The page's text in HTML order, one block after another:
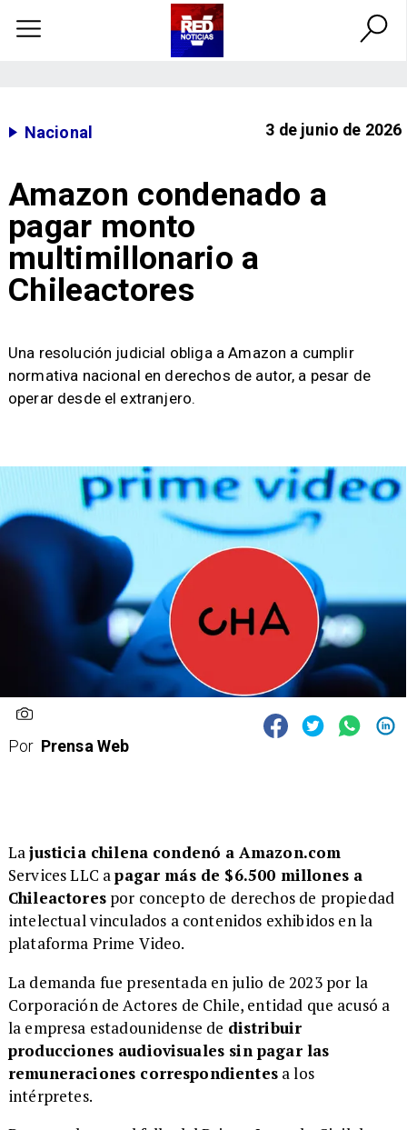
Nacional 3 de junio de 2026
Amazon condenado a
pagar monto
multimillonario a
Chileactores
Una resolución judicial obliga a Amazon a cumplir
normativa nacional en derechos de autor, a pesar de
operar desde el extranjero.
Por Prensa Web
Lajusticia chilena condenó a Amazon.com
Services LLC apagar más de $6.500 millones a
Chileactorespor concepto de derechos de propiedad
intelectual vinculados a contenidos exhibidos en la
plataforma Prime Video.
La demanda fue presentada en julio de 2023 por la
Corporación de Actores de Chile, entidad que acusó a
la empresa estadounidense de distribuir
producciones audiovisuales sin pagar las
remuneraciones correspondientesa los
intérpretes.